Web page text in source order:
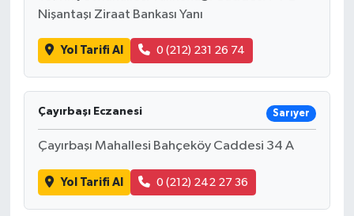
Nişantaşı Ziraat Bankası Yanı
Yol Tarifi Al 0 (212) 231 26 74
Çayırbaşı Eczanesi Sarıyer
Çayırbaşı Mahallesi Bahçeköy Caddesi 34 A
Yol Tarifi Al 0 (212) 242 27 36